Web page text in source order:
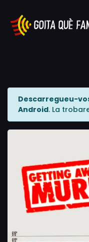
Descarregueu-
Android. La